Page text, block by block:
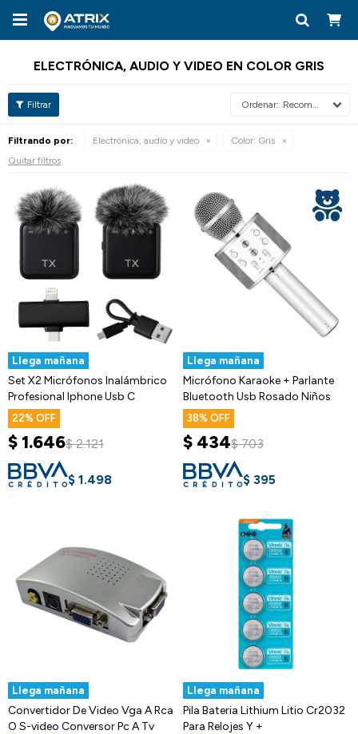

ELECTRÓNICA, AUDIO Y VIDEO EN COLOR GRIS
Recomendados
Filtrando por: Electrónica, audio y video Color: Gris
Quitar filtros
Llega mañana
Set X2 Micrófonos Inalámbrico
Profesional Iphone Usb C
22
$ 1.646$ 2.121
$ 1.498
Llega mañana
Micrófono Karaoke + Parlante
Bluetooth Usb Rosado Niños
38
$ 434$ 703
$ 395
Llega mañana
Convertidor De Video Vga A Rca
O S-video Conversor Pc A Tv
Llega mañana
Pila Bateria Lithium Litio Cr2032
Para Relojes Y +